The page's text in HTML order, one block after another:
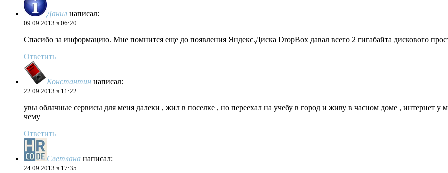
Данил написал:
09.09.2013 в 06:20
Спасибо за информацию. Мне помнится еще до появления Яндекс.Диска DropBox давал всего 2 гигабайта дискового
Ответить
Константин написал:
22.09.2013 в 11:22
увы облачные сервисы для меня далеки , жил в поселке , но переехал на учебу в город и живу в часном доме , интернет
чему
Ответить
Светлана написал:
24.09.2013 в 17:35